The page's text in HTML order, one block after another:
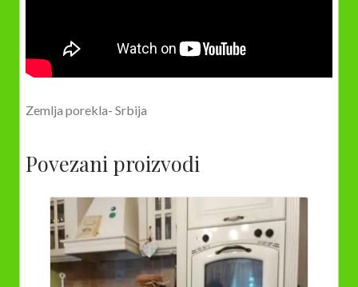
Zemlja porekla- Srbija
Povezani proizvodi